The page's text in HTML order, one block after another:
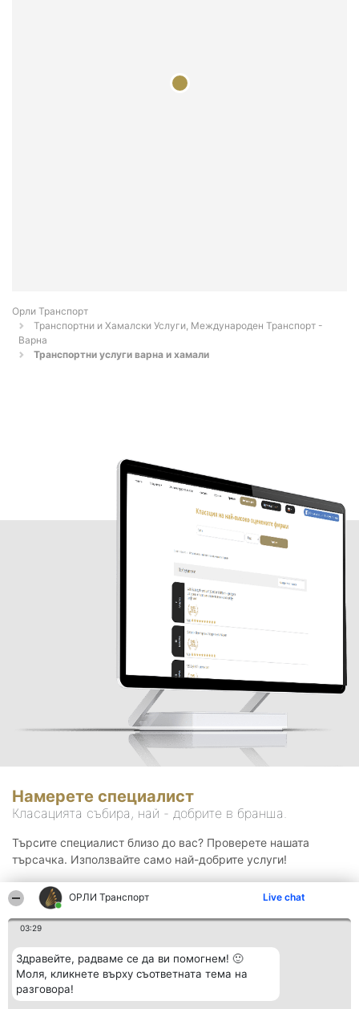
ОРЛИ Транспорт Live chat
03:29
Здравейте, радваме се да ви помогнем! 🙂
Моля, кликнете върху съответната тема на
разговора!
Орли Транспорт
Транспортни и Хамалски Услуги, Международен Транспорт -
Варна
Транспортни услуги варна и хамали
Намерете специалист
Класацията събира, най - добрите в бранша.
Търсите специалист близо до вас? Проверете нашата
търсачка. Използвайте само най-добрите услуги!